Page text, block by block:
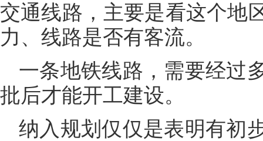
交通线路，主要是看这个地
力、线路是否有客流。
一条地铁线路，需要经过
批后才能开工建设。
纳入规划仅仅是表明有初